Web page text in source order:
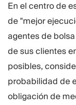
En el centro de
de "mejor
agentes de
de sus clientes
posibles,
probabilidad de
obligación de